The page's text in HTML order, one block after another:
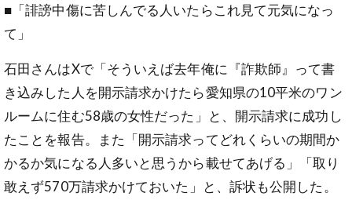
■「誹謗中傷に苦しんでる人いたらこれ見て元気になっ
て」
石田さんはXで「そういえば去年俺に『詐欺師』って書
き込みした人を開示請求かけたら愛知県の10平米のワン
ルームに住む58歳の女性だった」と、開示請求に成功し
たことを報告。また「開示請求ってどれくらいの期間か
かるか気になる人多いと思うから載せてあげる」「取り
敢えず570万請求かけておいた」と、訴状も公開した。